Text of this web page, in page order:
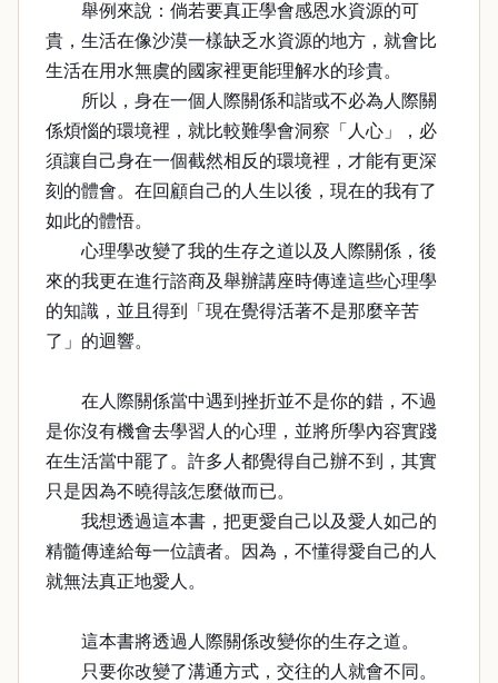
舉例來說：倘若要真正學會感恩水資源的可
貴，生活在像沙漠一樣缺乏水資源的地方，就會比
生活在用水無虞的國家裡更能理解水的珍貴。
所以，身在一個人際關係和諧或不必為人際關
係煩惱的環境裡，就比較難學會洞察「人心」，必
須讓自己身在一個截然相反的環境裡，才能有更深
刻的體會。在回顧自己的人生以後，現在的我有了
如此的體悟。
心理學改變了我的生存之道以及人際關係，後
來的我更在進行諮商及舉辦講座時傳達這些心理學
的知識，並且得到「現在覺得活著不是那麼辛苦
了」的迴響。
在人際關係當中遇到挫折並不是你的錯，不過
是你沒有機會去學習人的心理，並將所學內容實踐
在生活當中罷了。許多人都覺得自己辦不到，其實
只是因為不曉得該怎麼做而已。
我想透過這本書，把更愛自己以及愛人如己的
精髓傳達給每一位讀者。因為，不懂得愛自己的人
就無法真正地愛人。
這本書將透過人際關係改變你的生存之道。
只要你改變了溝通方式，交往的人就會不同。